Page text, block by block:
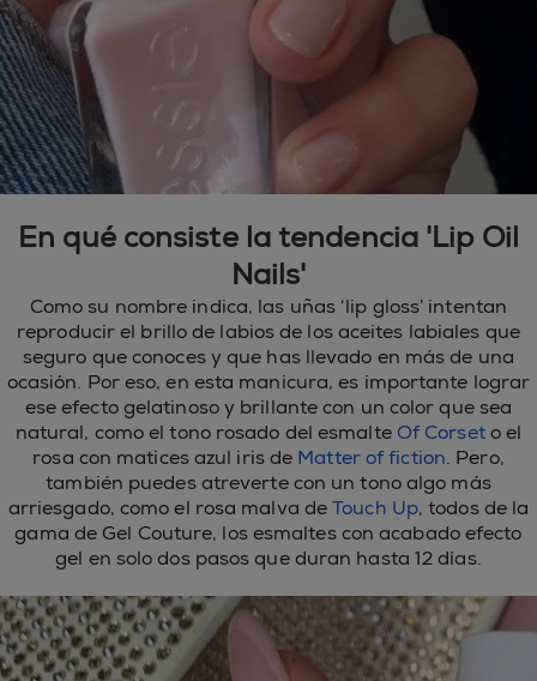
En qué consiste la tendencia 'Lip Oil
Nails'
Como su nombre indica, las uñas ‘lip gloss’ intentan
reproducir el brillo de labios de los aceites labiales que
seguro que conoces y que has llevado en más de una
ocasión. Por eso, en esta manicura, es importante lograr
ese efecto gelatinoso y brillante con un color que sea
natural, como el tono rosado del esmalte Of Corseto el
rosa con matices azul iris de Matter of fiction. Pero,
también puedes atreverte con un tono algo más
arriesgado, como el rosa malva deTouch Up, todos de la
gama de Gel Couture, los esmaltes con acabado efecto
gel en solo dos pasos que duran hasta 12 días.